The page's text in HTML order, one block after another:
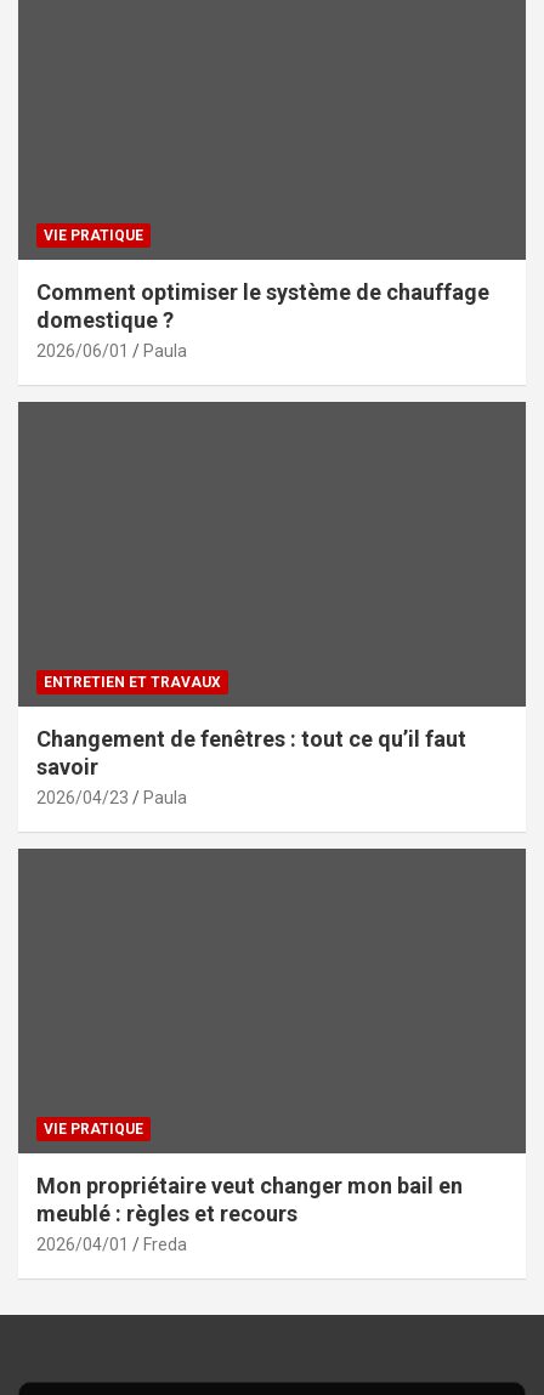
VIE PRATIQUE
Comment optimiser le système de chauffage
domestique ?
2026/06/01 Paula
ENTRETIEN ET TRAVAUX
Changement de fenêtres : tout ce qu’il faut
savoir
2026/04/23 Paula
VIE PRATIQUE
Mon propriétaire veut changer mon bail en
meublé : règles et recours
2026/04/01 Freda